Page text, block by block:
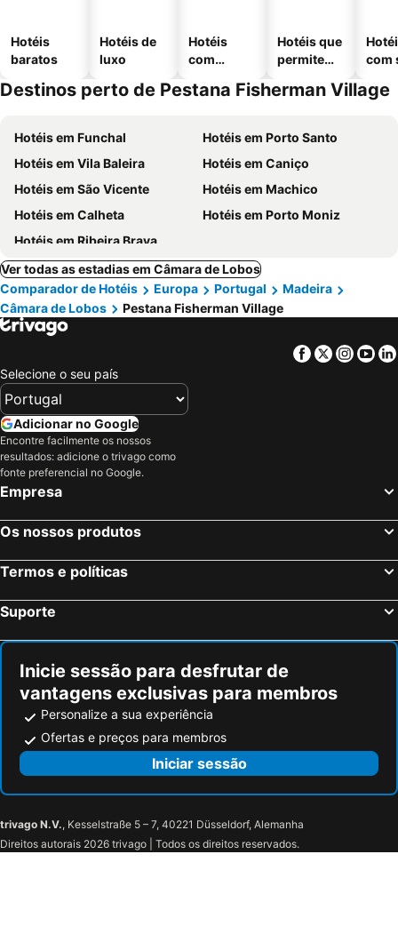
Hotéis
baratos
Hotéis de
luxo
Hotéis
com
Hotéis que
permitem
com
Destinos perto de Pestana Fisherman Village
Hotéis em Funchal
Hotéis em Porto Santo
Hotéis em Vila Baleira
Hotéis em Caniço
Hotéis em São Vicente
Hotéis em Machico
Hotéis em Calheta
Hotéis em Porto Moniz
Hotéis em Ribeira Brava
Ver todas as estadias em Câmara de Lobos
Comparador de Hotéis
Europa Portugal
Madeira
Câmara de Lobos
Pestana Fisherman Village
Facebook
Twitter
Selecione o seu país
Adicionar no Google
Encontre facilmente os nossos
resultados: adicione o trivago como
fonte preferencial no Google.
Empresa
Os nossos produtos
Termos e políticas
Suporte
Inicie sessão para desfrutar de
vantagens exclusivas para membros
Personalize a sua experiência
Ofertas e preços para membros
Iniciar sessão
trivago N.V., Kesselstraße 5 – 7, 40221 Düsseldorf, Alemanha
Direitos autorais 2026 trivago | Todos os direitos reservados.